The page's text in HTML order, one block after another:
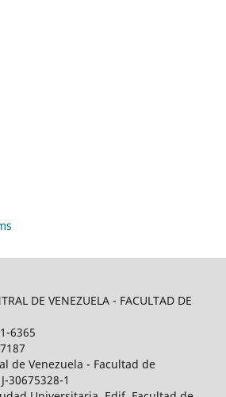
DE VENEZUELA - FACULTAD DE
6365
de Venezuela - Facultad de
30675328-1